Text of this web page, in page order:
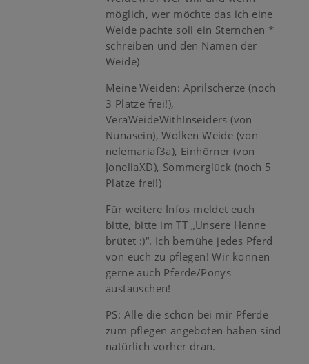
möglich, wer möchte das ich eine
Weide pachte soll ein Sternchen *
schreiben und den Namen der
Weide)
Meine Weiden: Aprilscherze (noch
3 Plätze frei!),
VeraWeideWithInseiders (von
Nunasein), Wolken Weide (von
nelemariaf3a), Einhörner (von
JonellaXD), Sommerglück (noch 5
Plätze frei!)
Für weitere Infos meldet euch
bitte, bitte im TT „Unsere Henne
brütet :)“. Ich bemühe jedes Pferd
von euch zu pflegen! Wir können
gerne auch Pferde/Ponys
austauschen!
PS: Alle die schon bei mir Pferde
zum pflegen angeboten haben sind
natürlich vorher dran.